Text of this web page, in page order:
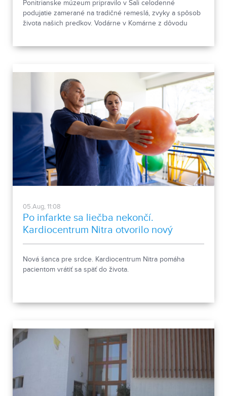
Ponitrianske múzeum pripravilo v Šali celodenné
podujatie zamerané na tradičné remeslá, zvyky a spôsob
života našich predkov. Vodárne v Komárne z dôvodu
05.Aug, 11:08
Po infarkte sa liečba nekončí.
Kardiocentrum Nitra otvorilo nový
stacionár
Nová šanca pre srdce. Kardiocentrum Nitra pomáha
pacientom vrátiť sa späť do života.